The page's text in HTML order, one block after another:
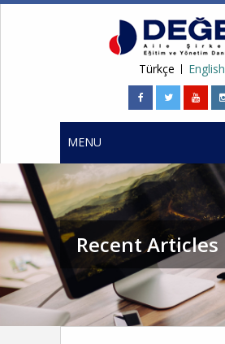
Türkçe English
MENU
Recent Articles